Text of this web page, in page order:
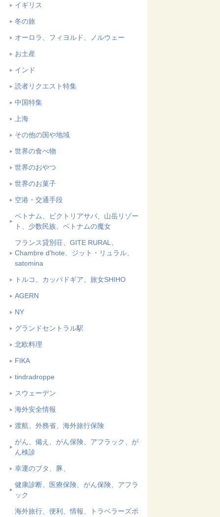
イギリス
冬の旅
オーロラ、フィヨルド、ノルウェー
お土産
インド
読者リクエスト特集
中国特集
上海
その他の国や地域
世界の食べ物
世界のおやつ
世界のお菓子
空港・交通手段
ベトナム、ビクトリアサパ、山岳リゾー
ト、少数民族、ベトナムの魔女
フランス貸別荘、GITE RURAL、
Chambre d'hote、ジット・リュラル、
satomina
トルコ、カッパドギア、旅女SHIHO
AGERN
NY
グランドセントラル駅
北欧料理
FIKA
tindradroppe
スウェーデン
海外安全情報
渡航、外務省、海外旅行保険
がん、備え、がん保険、アフラック、が
ん検診
幸運のブタ、豚、
健康診断、医療保険、がん保険、アフラ
ック
海外旅行、便利、情報、トラベラーズボ